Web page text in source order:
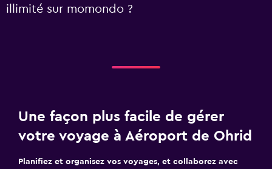
illimité sur momondo ?
Une façon plus facile de gérer
votre voyage à Aéroport de Ohrid
Planifiez et organisez vos voyages, et collaborez avec